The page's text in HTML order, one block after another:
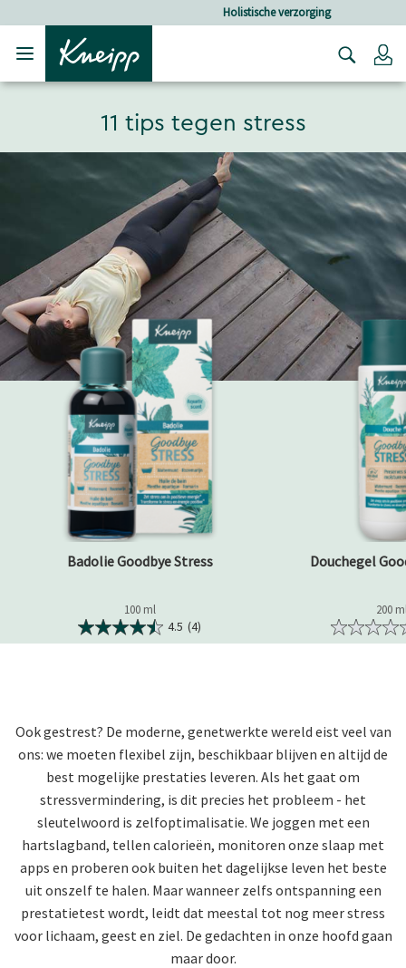
Holistische verzorging
11 tips tegen stress
Badolie Goodbye Stress
100 ml
4.5 (4)
Douchegel
200
Ook gestrest? De moderne, genetwerkte wereld eist veel van
ons: we moeten flexibel zijn, beschikbaar blijven en altijd de
best mogelijke prestaties leveren. Als het gaat om
stressvermindering, is dit precies het probleem - het
sleutelwoord is zelfoptimalisatie. We joggen met een
hartslagband, tellen calorieën, monitoren onze slaap met
apps en proberen ook buiten het dagelijkse leven het beste
uit onszelf te halen. Maar wanneer zelfs ontspanning een
prestatietest wordt, leidt dat meestal tot nog meer stress
voor lichaam, geest en ziel. De gedachten in onze hoofd gaan
maar door.